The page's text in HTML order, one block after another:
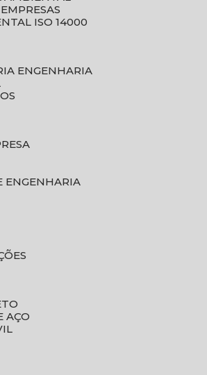
ISO 14000
ENGENHARIA
ENGENHARIA
AÇO